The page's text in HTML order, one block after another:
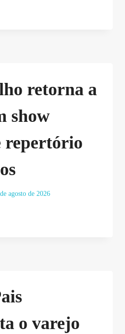
retorna a
show
repertório
agosto de 2026
o varejo